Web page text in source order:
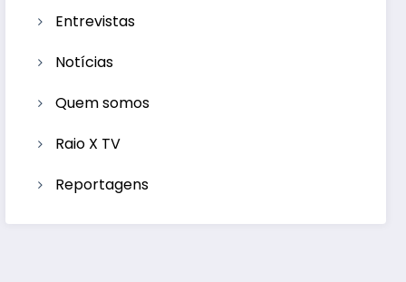
Entrevistas
Notícias
Quem somos
Raio X TV
Reportagens